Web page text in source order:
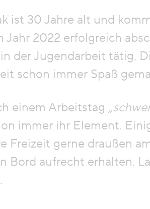
ist 30 Jahre alt und
Jahr 2022 erfolgreich
der Jugendarbeit tätig.
schon immer Spaß
einem Arbeitstag
immer ihr Element.
Freizeit gerne draußen
Bord aufrecht erhalten.